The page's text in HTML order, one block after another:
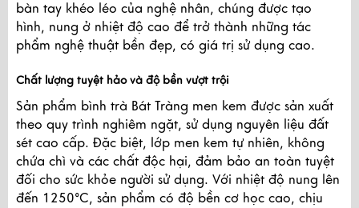
bàn tay khéo léo của nghệ nhân, chúng được tạo
hình, nung ở nhiệt độ cao để trở thành những tác
phẩm nghệ thuật bền đẹp, có giá trị sử dụng cao.
Chất lượng tuyệt hảo và độ bền vượt trội
Sản phẩm bình trà Bát Tràng men kem được sản xuất
theo quy trình nghiêm ngặt, sử dụng nguyên liệu đất
sét cao cấp. Đặc biệt, lớp men kem tự nhiên, không
chứa chì và các chất độc hại, đảm bảo an toàn tuyệt
đối cho sức khỏe người sử dụng. Với nhiệt độ nung lên
đến 1250°C, sản phẩm có độ bền cơ học cao, chịu